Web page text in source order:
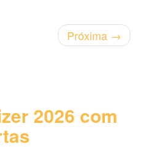
Próxima →
2026 com